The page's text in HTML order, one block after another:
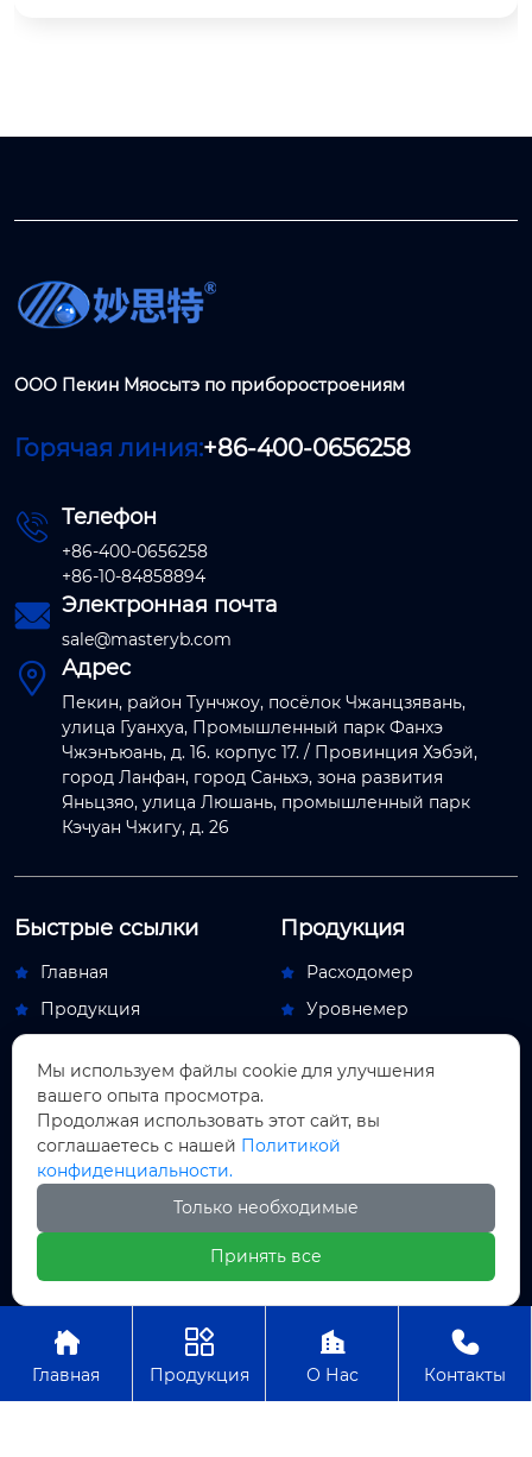
троенной термической формуле IAPWS-IF97 м
зования дополнительных датчиков, что значит
ООО Пекин Мяосытэ по приборостроениям
Горячая линия:+86-400-0656258
 Телефон
+86-400-0656258
+86-10-84858894
 Электронная почта
sale@masteryb.com
 Адрес
Пекин, район Тунчжоу, посёлок Чжанцзявань,
улица Гуанхуа, Промышленный парк Фанхэ
Чжэнъюань, д. 16. корпус 17. / Провинция Хэбэй,
город Ланфан, город Саньхэ, зона развития
Яньцзяо, улица Люшань, промышленный парк
Кэчуан Чжигу, д. 26
Быстрые ссылки
 Главная
 Продукция

О Hас
Контакты
Продукция
 Расходомер
 Уровнемер
Обдувочный аппарат
 Индикаторный прибор
Новости
Новости компании
Новости отрасли
Авторское право© ООО Пекин Мяосытэ по
приборостроениям

Главная

Продукция

О Нас

Контакты
Мы используем файлы cookie для улучшения
вашего опыта просмотра.
Продолжая использовать этот сайт, вы
соглашаетесь с нашей Политикой
конфиденциальности.
Только необходимые
Принять все